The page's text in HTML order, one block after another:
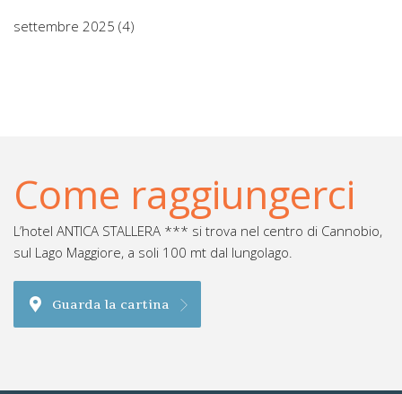
settembre 2025 (4)
Come raggiungerci
L’hotel ANTICA STALLERA *** si trova nel centro di Cannobio,
sul Lago Maggiore, a soli 100 mt dal lungolago.
Guarda la cartina